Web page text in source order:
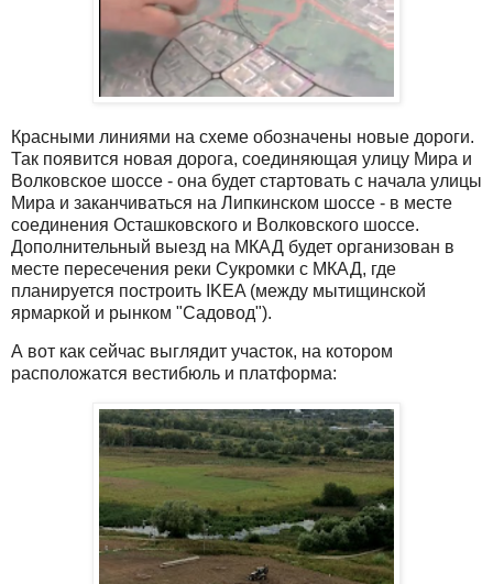
Красными линиями на схеме обозначены новые дороги.
Так появится новая дорога, соединяющая улицу Мира и
Волковское шоссе - она будет стартовать с начала улицы
Мира и заканчиваться на Липкинском шоссе - в месте
соединения Осташковского и Волковского шоссе.
Дополнительный выезд на МКАД будет организован в
месте пересечения реки Сукромки с МКАД, где
планируется построить IKEA (между мытищинской
ярмаркой и рынком "Садовод").
А вот как сейчас выглядит участок, на котором
расположатся вестибюль и платформа: